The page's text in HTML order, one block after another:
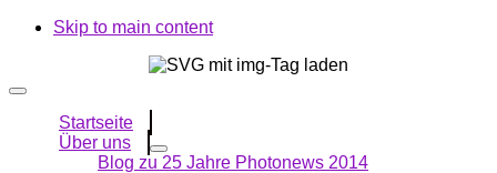
Skip to main content
Startseite
Über uns
Blog zu 25 Jahre Photonews 2014